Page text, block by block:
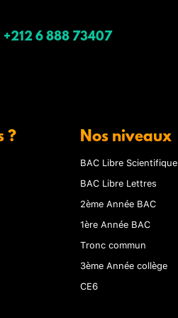
+212 6 888 73407
? Nos niveaux
BAC Libre Scientifique
BAC Libre Lettres
2ème Année BAC
1ère Année BAC
Tronc commun
3ème Année collège
CE6